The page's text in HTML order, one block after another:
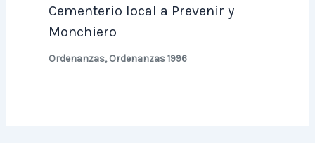
Cementerio local a Prevenir y
Monchiero
Ordenanzas,Ordenanzas 1996